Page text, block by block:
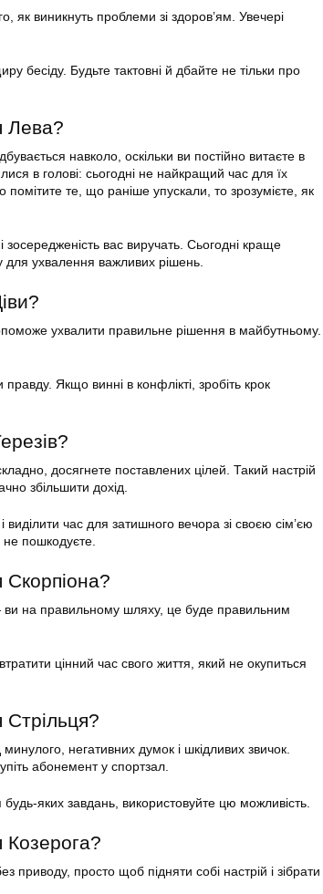
як виникнуть проблеми зі здоров’ям. Увечері
бесіду. Будьте тактовні й дбайте не тільки про
Лева?
навколо, оскільки ви постійно витаєте в
в голові: сьогодні не найкращий час для їх
те, що раніше упускали, то зрозумієте, як
вас виручать. Сьогодні краще
для ухвалення важливих рішень.
ухвалити правильне рішення в майбутньому.
Якщо винні в конфлікті, зробіть крок
досягнете поставлених цілей. Такий настрій
збільшити дохід.
час для затишного вечора зі своєю сім’єю
пошкодуєте.
Скорпіона?
на правильному шляху, це буде правильним
цінний час свого життя, який не окупиться
Стрільця?
негативних думок і шкідливих звичок.
абонемент у спортзал.
яких завдань, використовуйте цю можливість.
Козерога?
приводу, просто щоб підняти собі настрій і зібрати